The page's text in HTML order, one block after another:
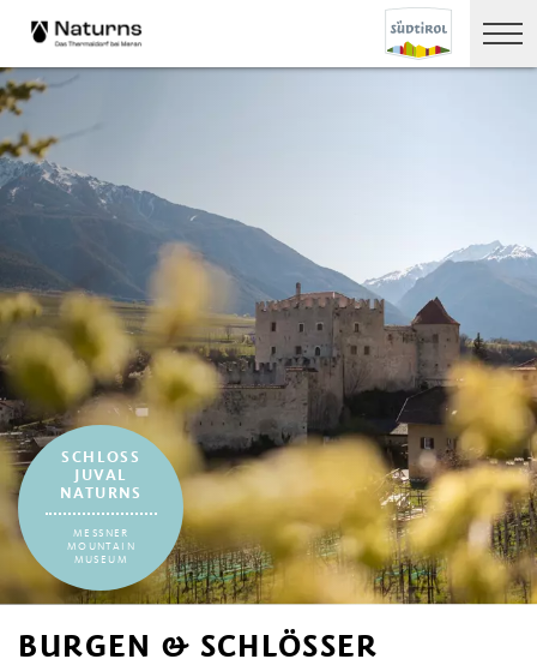
BURGEN & SCHLÖSSER
SCHLOSS
JUVAL
NATURNS
MESSNER
MOUNTAIN
MUSEUM